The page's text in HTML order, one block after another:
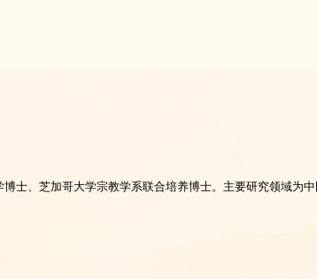
士、芝加哥大学宗教学系联合培养博士。主要研究领域为